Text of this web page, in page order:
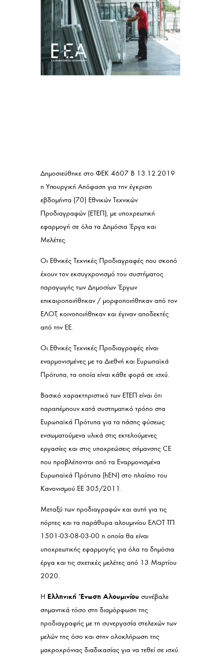
Δημοσιεύθηκε στο ΦΕΚ 4607 Β 13.12.2019
η Υπουργική Απόφαση για την έγκριση
εβδομήντα (70) Εθνικών Τεχνικών
Προδιαγραφών (ΕΤΕΠ), με υποχρεωτική
εφαρμογή σε όλα τα Δημόσια Έργα και
Μελέτες.
Οι Εθνικές Τεχνικές Προδιαγραφές που σκοπό
έχουν τον εκσυγχρονισμό του συστήματος
παραγωγής των Δημοσίων Έργων
επικαιροποιήθηκαν / μορφοποιήθηκαν από τον
ΕΛΟΤ, κοινοποιήθηκαν και έγιναν αποδεκτές
από την EE.
Οι Εθνικές Τεχνικές Προδιαγραφές είναι
εναρμονισμένες με τα Διεθνή και Ευρωπαϊκά
Πρότυπα, τα οποία είναι κάθε φορά σε ισχύ.
Βασικό χαρακτηριστικό των ΕΤΕΠ είναι ότι
παραπέμπουν κατά συστηματικό τρόπο στα
Ευρωπαϊκά Πρότυπα για τα πάσης φύσεως
ενσωματούμενα υλικά στις εκτελούμενες
εργασίες και στις υποχρεώσεις σήμανσης CE
που προβλέπονται από τα Εναρμονισμένα
Ευρωπαϊκά Πρότυπα (hEN) στο πλαίσιο του
Κανονισμού ΕΕ 305/2011.
Μεταξύ των προδιαγραφών και αυτή για τις
πόρτες και τα παράθυρα αλουμινίου ΕΛΟΤ ΤΠ
1501-03-08-03-00 η οποία θα είναι
υποχρεωτικής εφαρμογής για όλα τα δημόσια
έργα και τις σχετικές μελέτες από 13 Μαρτίου
2020.
Η Ελληνική Ένωση Αλουμινίου συνέβαλε
σημαντικά τόσο στη διαμόρφωση της
προδιαγραφής με τη συνεργασία στελεχών των
μελών της όσο και στην ολοκλήρωση της
μακροχρόνιας διαδικασίας για να τεθεί σε ισχύ.